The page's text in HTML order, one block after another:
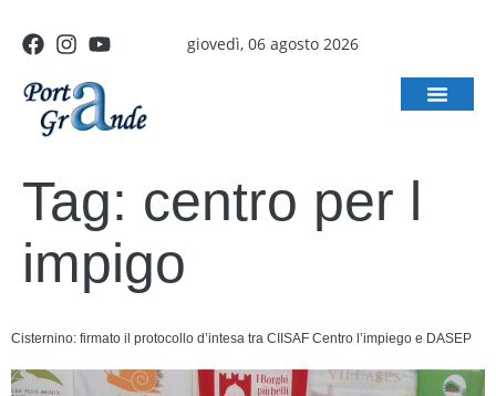
giovedì, 06 agosto 2026
Tag: centro per l
impigo
Cisternino: firmato il protocollo d’intesa tra CIISAF Centro l’impiego e DASEP